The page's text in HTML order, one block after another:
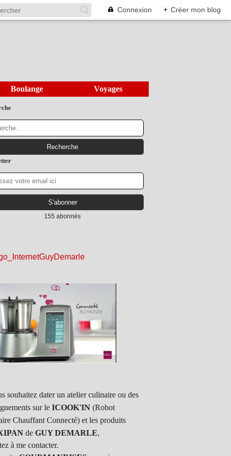
Connexion + Créer mon blog
Boulange Voyages
155 abonnés
souhaitez dater un atelier culinaire ou des
sur le ICOOK'IN (Robot
Chauffant Connecté) et les produits
de GUY DEMARLE,
à me contacter.